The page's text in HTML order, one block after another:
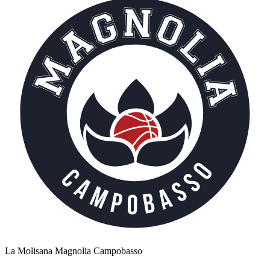
La Molisana Magnolia Campobasso